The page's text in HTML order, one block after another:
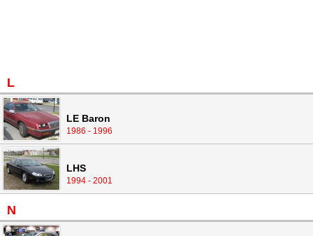
L
LE Baron
1986 - 1996
LHS
1994 - 2001
N